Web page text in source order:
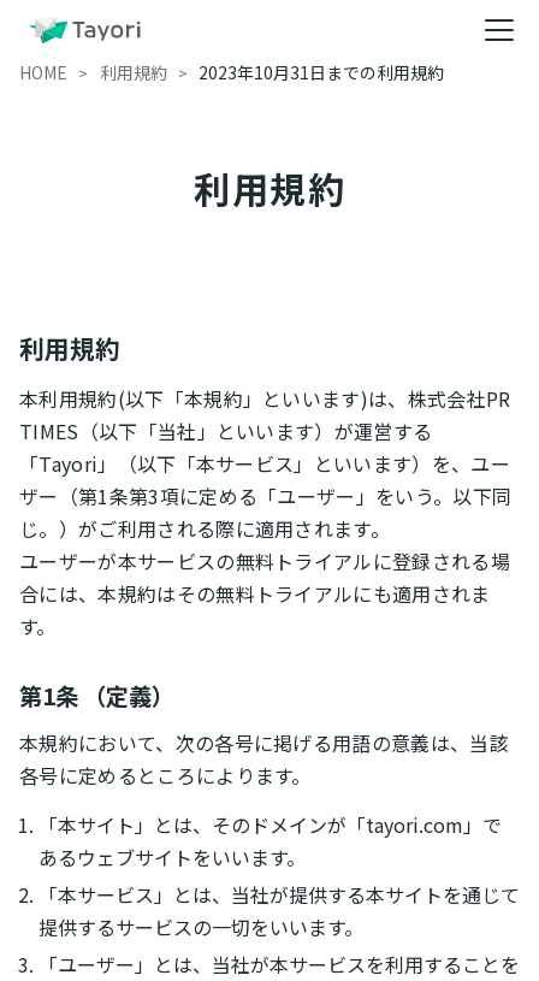
HOME 利用規約 2023年10月31日までの利用規約
利用規約
利用規約
本利用規約(以下「本規約」といいます)は、株式会社PR
TIMES（以下「当社」といいます）が運営する
「Tayori」（以下「本サービス」といいます）を、ユー
ザー（第1条第3項に定める「ユーザー」をいう。以下同
じ。）がご利用される際に適用されます。
ユーザーが本サービスの無料トライアルに登録される場
合には、本規約はその無料トライアルにも適用されま
す。
第1条 （定義）
本規約において、次の各号に掲げる用語の意義は、当該
各号に定めるところによります。
「本サイト」とは、そのドメインが「tayori.com」で
あるウェブサイトをいいます。
「本サービス」とは、当社が提供する本サイトを通じて
提供するサービスの一切をいいます。
「ユーザー」とは、当社が本サービスを利用することを